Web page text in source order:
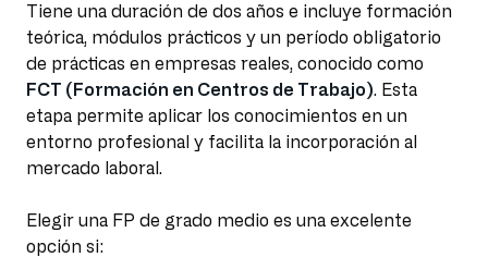
Tiene una duración de dos años e incluye formación
teórica, módulos prácticos y un período obligatorio
de prácticas en empresas reales, conocido como
FCT (Formación en Centros de Trabajo). Esta
etapa permite aplicar los conocimientos en un
entorno profesional y facilita la incorporación al
mercado laboral.
Elegir una FP de grado medio es una excelente
opción si: